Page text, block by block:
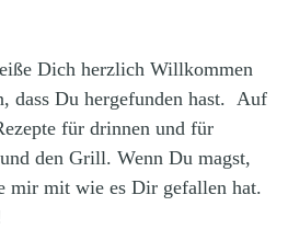
Dich herzlich Willkommen
dass Du hergefunden hast. Auf
für drinnen und für
den Grill. Wenn Du magst,
mir mit wie es Dir gefallen hat.